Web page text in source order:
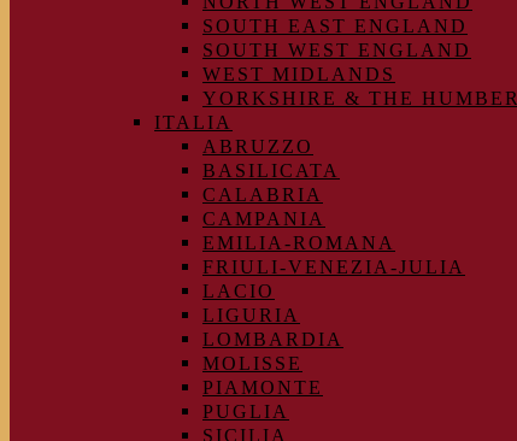
SOUTH EAST ENGLAND
SOUTH WEST ENGLAND
WEST MIDLANDS
YORKSHIRE & THE HUMBER
ITALIA
ABRUZZO
BASILICATA
CALABRIA
CAMPANIA
EMILIA-ROMANA
FRIULI-VENEZIA-JULIA
LACIO
LIGURIA
LOMBARDIA
MOLISSE
PIAMONTE
PUGLIA
SICILIA